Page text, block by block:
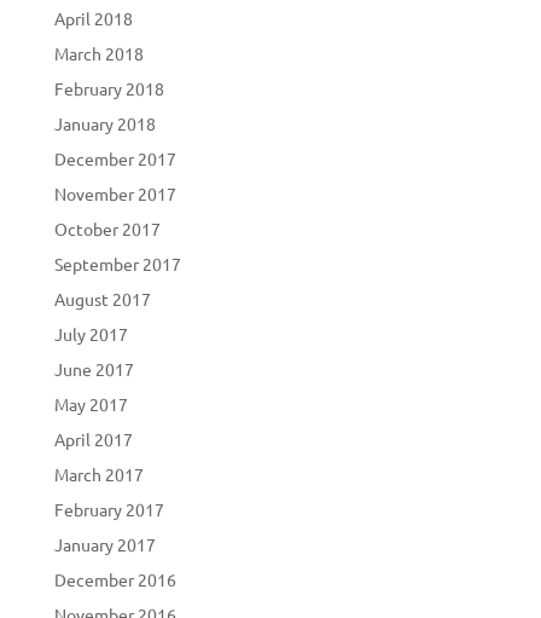
April 2018
March 2018
February 2018
January 2018
December 2017
November 2017
October 2017
September 2017
August 2017
July 2017
June 2017
May 2017
April 2017
March 2017
February 2017
January 2017
December 2016